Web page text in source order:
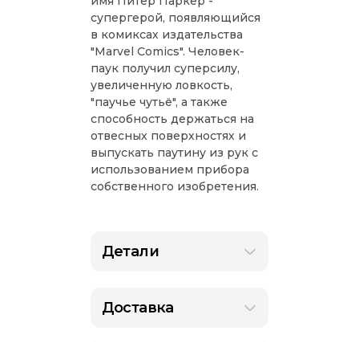
супергерой, появляющийся
в комиксах издательства
"Marvel Comics". Человек-
паук получил суперсилу,
увеличенную ловкость,
"паучье чутьё", а также
способность держаться на
отвесных поверхностях и
выпускать паутину из рук с
использованием прибора
собственного изобретения.
Детали
Доставка